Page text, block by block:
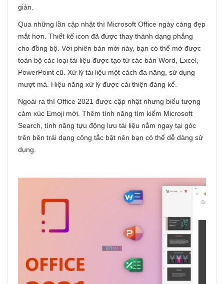
giản.
Qua những lần cập nhật thì Microsoft Office ngày càng đẹp
mắt hơn. Thiết kế icon đã được thay thành dạng phẳng
cho đồng bộ. Với phiên bản mới này, bạn có thể mở được
toàn bộ các loại tài liệu được tạo từ các bản Word, Excel,
PowerPoint cũ. Xử lý tài liệu một cách đa năng, sử dụng
mượt mà. Hiệu năng xử lý được cải thiện đáng kể.
Ngoài ra thì Office 2021 được cập nhật nhưng biểu tượng
cảm xúc Emoji mới. Thêm tính năng tìm kiếm Microsoft
Search, tính năng tựu động lưu tài liệu nằm ngay tại góc
trên bên trái dạng công tắc bật nên bạn có thể dễ dàng sử
dụng.